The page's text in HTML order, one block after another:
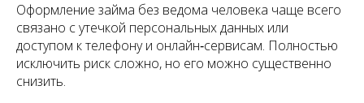
Оформление займа без ведома человека чаще всего
связано с утечкой персональных данных или
доступом к телефону и онлайн‑сервисам. Полностью
исключить риск сложно, но его можно существенно
снизить.